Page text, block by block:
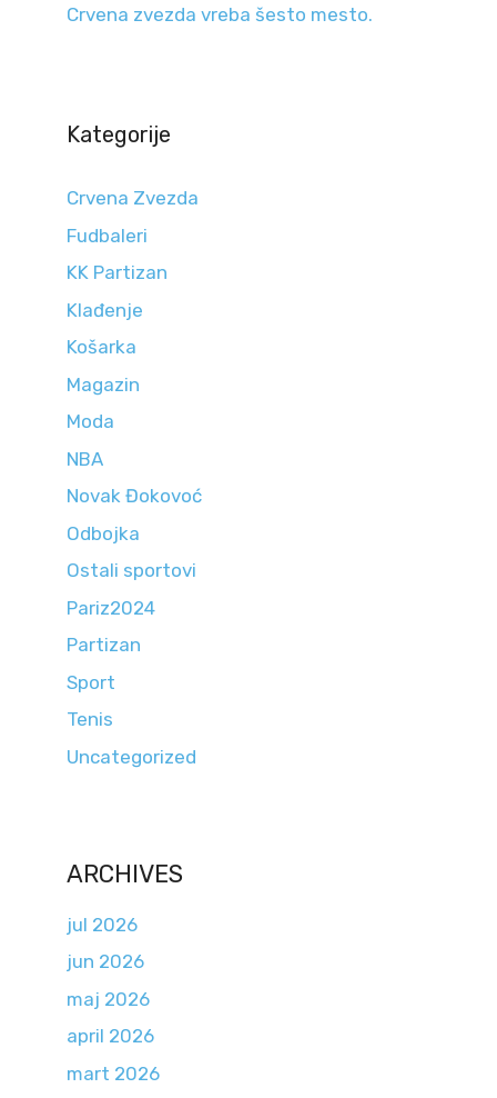
Crvena zvezda vreba šesto mesto.
Kategorije
Crvena Zvezda
Fudbaleri
KK Partizan
Klađenje
Košarka
Magazin
Moda
NBA
Novak Đokovoć
Odbojka
Ostali sportovi
Pariz2024
Partizan
Sport
Tenis
Uncategorized
ARCHIVES
jul 2026
jun 2026
maj 2026
april 2026
mart 2026